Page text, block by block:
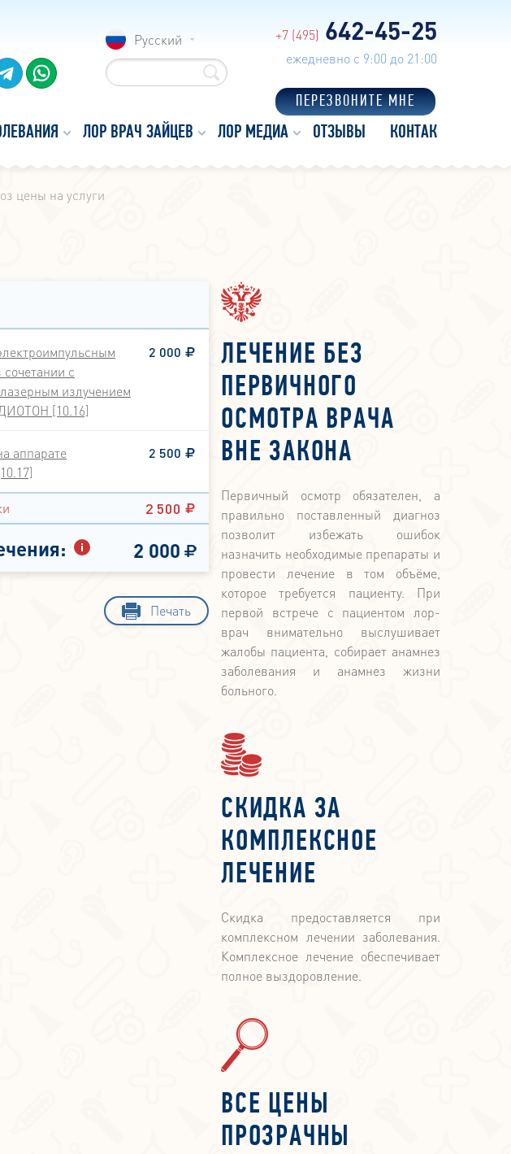
Русский +7 (495) 642-45-25
ежедневно с 9:00 до 21:00
ПЕРЕЗВОНИТЕ МНЕ
ЛОР ВРАЧ ЗАЙЦЕВ ЛОР МЕДИА ОТЗЫВЫ КОНТАКТЫ
цены на услуги
с
излучением
[10.16]
2 000
аппарате
2 500
2 500
2 000
Печать
ЛЕЧЕНИЕ БЕЗ
ПЕРВИЧНОГО
ОСМОТРА ВРАЧА
ВНЕ ЗАКОНА
Первичный осмотр обязателен, а
правильно поставленный диагноз
позволит избежать ошибок
назначить необходимые препараты и
провести лечение в том объёме,
которое требуется пациенту. При
первой встрече с пациентом лор-
врач внимательно выслушивает
жалобы пациента, собирает анамнез
заболевания и анамнез жизни
больного.
СКИДКА ЗА
КОМПЛЕКСНОЕ
ЛЕЧЕНИЕ
Скидка предоставляется при
комплексном лечении заболевания.
Комплексное лечение обеспечивает
полное выздоровление.
ВСЕ ЦЕНЫ
ПРОЗРАЧНЫ